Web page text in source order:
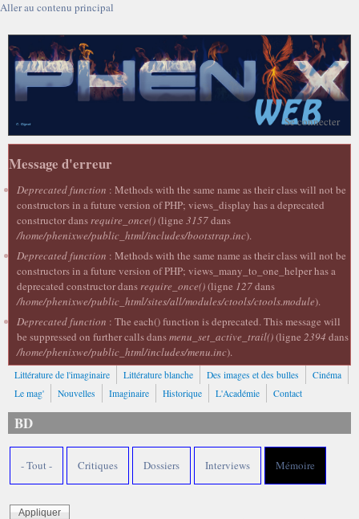
Aller au contenu principal
Se connecter
Message d'erreur
Deprecated function : Methods with the same name as their class will not be
constructors in a future version of PHP; views_display has a deprecated
constructor dansrequire_once()(ligne 3157dans
/home/phenixwe/public_html/includes/bootstrap.inc).
Deprecated function : Methods with the same name as their class will not be
constructors in a future version of PHP; views_many_to_one_helper has a
deprecated constructor dansrequire_once()(ligne 127dans
/home/phenixwe/public_html/sites/all/modules/ctools/ctools.module).
Deprecated function : The each() function is deprecated. This message will
be suppressed on further calls dansmenu_set_active_trail()(ligne 2394 dans
/home/phenixwe/public_html/includes/menu.inc).
Littérature de l'imaginaire Littérature blanche Des images et des bulles
Cinéma
Le mag'
Nouvelles Imaginaire Historique L'Académie Contact
BD
- Tout - Critiques Dossiers Interviews Mémoire